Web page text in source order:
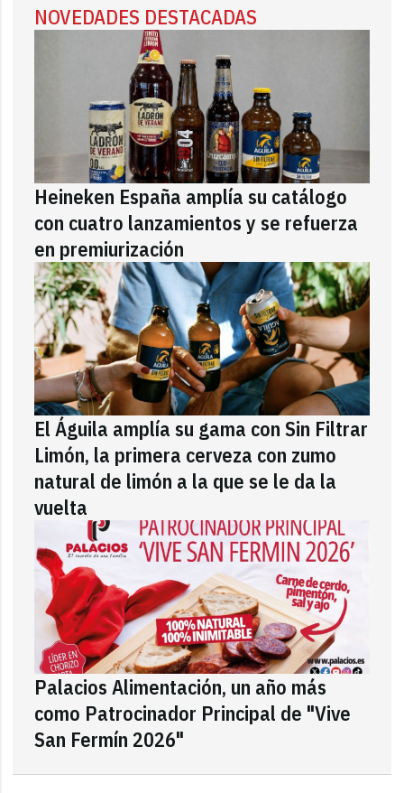
NOVEDADES DESTACADAS
Heineken España amplía su catálogo
con cuatro lanzamientos y se refuerza
en premiurización
El Águila amplía su gama con Sin Filtrar
Limón, la primera cerveza con zumo
natural de limón a la que se le da la
vuelta
Palacios Alimentación, un año más
como Patrocinador Principal de "Vive
San Fermín 2026"